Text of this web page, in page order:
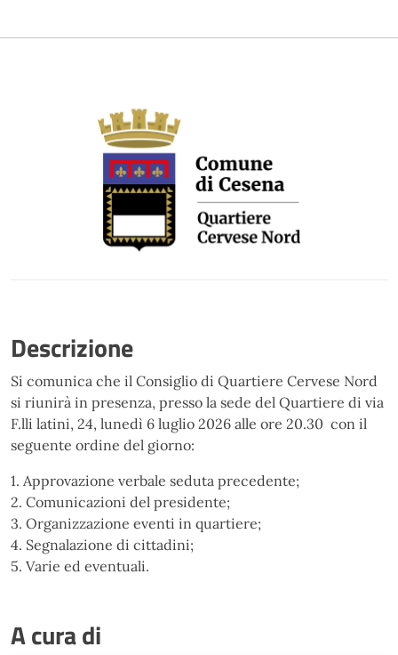
Descrizione
Si comunica che il Consiglio di Quartiere Cervese Nord
si riunirà in presenza, presso la sede del Quartiere di via
F.lli latini, 24, lunedì 6 luglio 2026 alle ore 20.30 con il
seguente ordine del giorno:
1. Approvazione verbale seduta precedente;
2. Comunicazioni del presidente;
3. Organizzazione eventi in quartiere;
4. Segnalazione di cittadini;
5. Varie ed eventuali.
A cura di